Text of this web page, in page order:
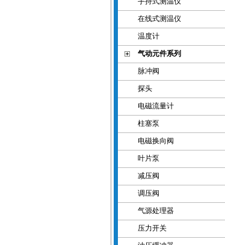
在线式测温仪
温度计
气动元件系列
脉冲阀
探头
电磁流量计
柱塞泵
电磁换向阀
叶片泵
减压阀
调压阀
气源处理器
压力开关